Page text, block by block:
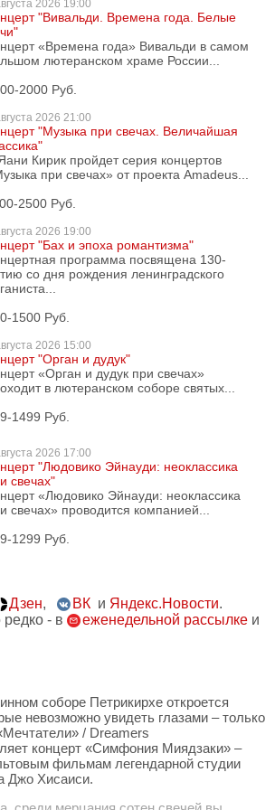
2026 19:00
"Вивальди. Времена года. Белые
«Времена года» Вивальди в самом
лютеранском храме России...
2000 Руб.
2026 21:00
"Музыка при свечах. Величайшая
Кирик пройдет серия концертов
при свечах» от проекта Amadeus...
2500 Руб.
2026 19:00
"Бах и эпоха романтизма"
программа посвящена 130-
со дня рождения ленинградского
1500 Руб.
2026 15:00
"Орган и дудук"
«Орган и дудук при свечах»
в лютеранском соборе святых...
1499 Руб.
2026 17:00
"Людовико Эйнауди: неоклассика
свечах"
«Людовико Эйнауди: неоклассика
свечах» проводится компанией...
1299 Руб.
Дзен, ВК и Яндекс.Новости.
- в
еженедельной рассылке и
соборе Петрикирхе откроется
невозможно увидеть глазами – только
/ Dreamers
концерт «Симфония Миядзаки» –
фильмам легендарной студии
Джо Хисаиси.